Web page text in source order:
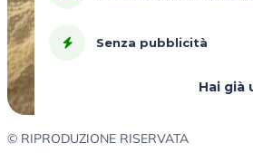
Senza pubblicità
Hai già
© RIPRODUZIONE RISERVATA